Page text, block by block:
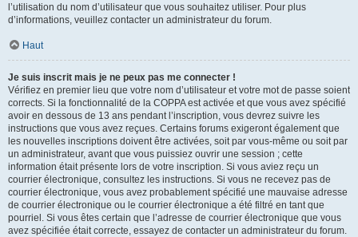
l’utilisation du nom d’utilisateur que vous souhaitez utiliser. Pour plus
d’informations, veuillez contacter un administrateur du forum.
Haut
Je suis inscrit mais je ne peux pas me connecter !
Vérifiez en premier lieu que votre nom d’utilisateur et votre mot de passe soient
corrects. Si la fonctionnalité de la COPPA est activée et que vous avez spécifié
avoir en dessous de 13 ans pendant l’inscription, vous devrez suivre les
instructions que vous avez reçues. Certains forums exigeront également que
les nouvelles inscriptions doivent être activées, soit par vous-même ou soit par
un administrateur, avant que vous puissiez ouvrir une session ; cette
information était présente lors de votre inscription. Si vous aviez reçu un
courrier électronique, consultez les instructions. Si vous ne recevez pas de
courrier électronique, vous avez probablement spécifié une mauvaise adresse
de courrier électronique ou le courrier électronique a été filtré en tant que
pourriel. Si vous êtes certain que l’adresse de courrier électronique que vous
avez spécifiée était correcte, essayez de contacter un administrateur du forum.